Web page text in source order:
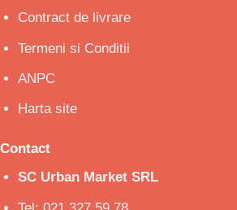
Contract de livrare
Termeni si Conditii
ANPC
Harta site
Contact
SC Urban Market SRL